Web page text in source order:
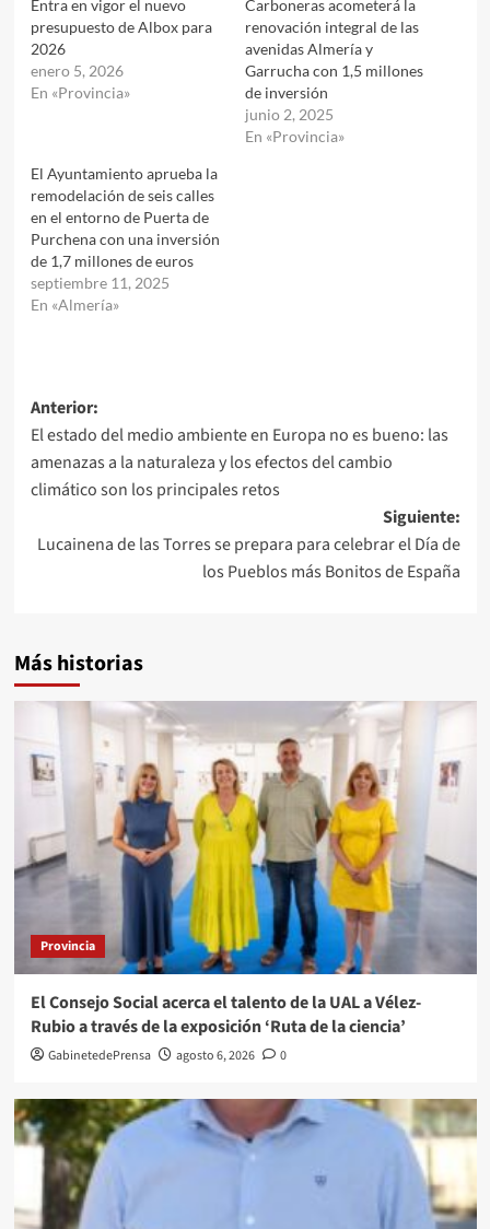
Entra en vigor el nuevo
presupuesto de Albox para
2026
enero 5, 2026
En «Provincia»
Carboneras acometerá la
renovación integral de las
avenidas Almería y
Garrucha con 1,5 millones
de inversión
junio 2, 2025
En «Provincia»
El Ayuntamiento aprueba la
remodelación de seis calles
en el entorno de Puerta de
Purchena con una inversión
de 1,7 millones de euros
septiembre 11, 2025
En «Almería»
Navegación
de
entradas
Anterior:
El estado del medio ambiente en Europa no es bueno: las
amenazas a la naturaleza y los efectos del cambio
climático son los principales retos
Siguiente:
Lucainena de las Torres se prepara para celebrar el Día de
los Pueblos más Bonitos de España
Más historias
Provincia
El Consejo Social acerca el talento de la UAL a Vélez-
Rubio a través de la exposición ‘Ruta de la ciencia’
GabinetedePrensa agosto 6, 2026 0